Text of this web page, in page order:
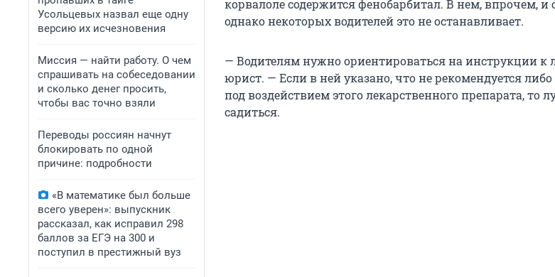
Усольцевых назвал еще одну
версию их исчезновения
Миссия — найти работу. О чем
спрашивать на собеседовании
и сколько денег просить,
чтобы вас точно взяли
Переводы россиян начнут
блокировать по одной
причине: подробности
«В математике был больше
всего уверен»: выпускник
рассказал, как исправил 298
баллов за ЕГЭ на 300 и
поступил в престижный вуз
корвалоле содержится фенобарбитал. В нем, впрочем, и
однако некоторых водителей это не останавливает.
— Водителям нужно ориентироваться на инструкции к
юрист. — Если в ней указано, что не рекомендуется
под воздействием этого лекарственного препарата, то
садиться.